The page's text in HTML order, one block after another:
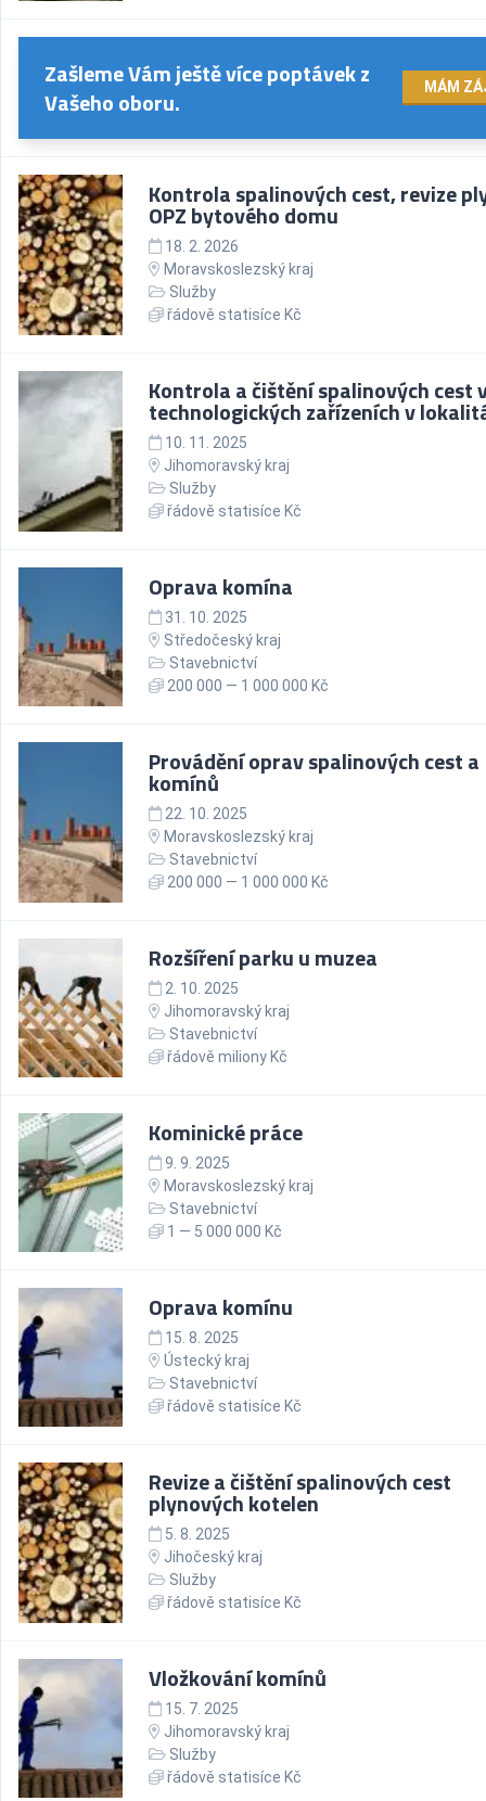
Zašleme Vám ještě více poptávek z
Vašeho oboru.
MÁM
Kontrola spalinových cest, revize
OPZ bytového domu
18. 2. 2026
Moravskoslezský kraj
Služby
řádově statisíce Kč
Kontrola a čištění spalinových cest
technologických zařízeních v
10. 11. 2025
Jihomoravský kraj
Služby
řádově statisíce Kč
Oprava komína
31. 10. 2025
Středočeský kraj
Stavebnictví
200 000 — 1 000 000 Kč
Provádění oprav spalinových cest a
komínů
22. 10. 2025
Moravskoslezský kraj
Stavebnictví
200 000 — 1 000 000 Kč
Rozšíření parku u muzea
2. 10. 2025
Jihomoravský kraj
Stavebnictví
řádově miliony Kč
Kominické práce
9. 9. 2025
Moravskoslezský kraj
Stavebnictví
1 — 5 000 000 Kč
Oprava komínu
15. 8. 2025
Ústecký kraj
Stavebnictví
řádově statisíce Kč
Revize a čištění spalinových cest
plynových kotelen
5. 8. 2025
Jihočeský kraj
Služby
řádově statisíce Kč
Vložkování komínů
15. 7. 2025
Jihomoravský kraj
Služby
řádově statisíce Kč